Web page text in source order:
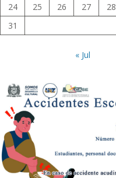
24
25 26 27 28
31
« Jul